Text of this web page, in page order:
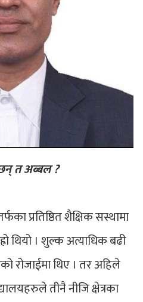
त अब्बल ?
प्रतिष्ठित शैक्षिक सस्थामा
थियो । शुल्क अत्याधिक बढी
रोजाईमा थिए । तर अहिले
तीनै नीजि क्षेत्रका